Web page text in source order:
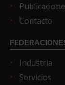
Contacto
Industria
Servicios